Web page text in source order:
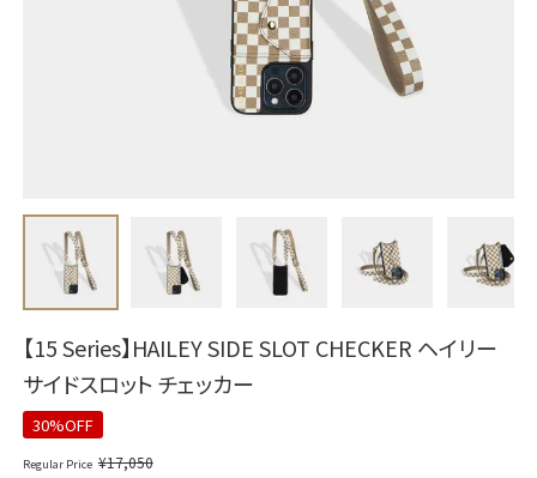
【15 Series】HAILEY SIDE SLOT CHECKER ヘイリー
サイドスロット チェッカー
30%OFF
Regular Price ¥17,050